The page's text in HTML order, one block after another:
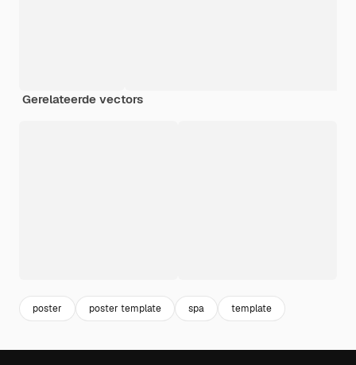
Gerelateerde vectors
poster poster template spa template